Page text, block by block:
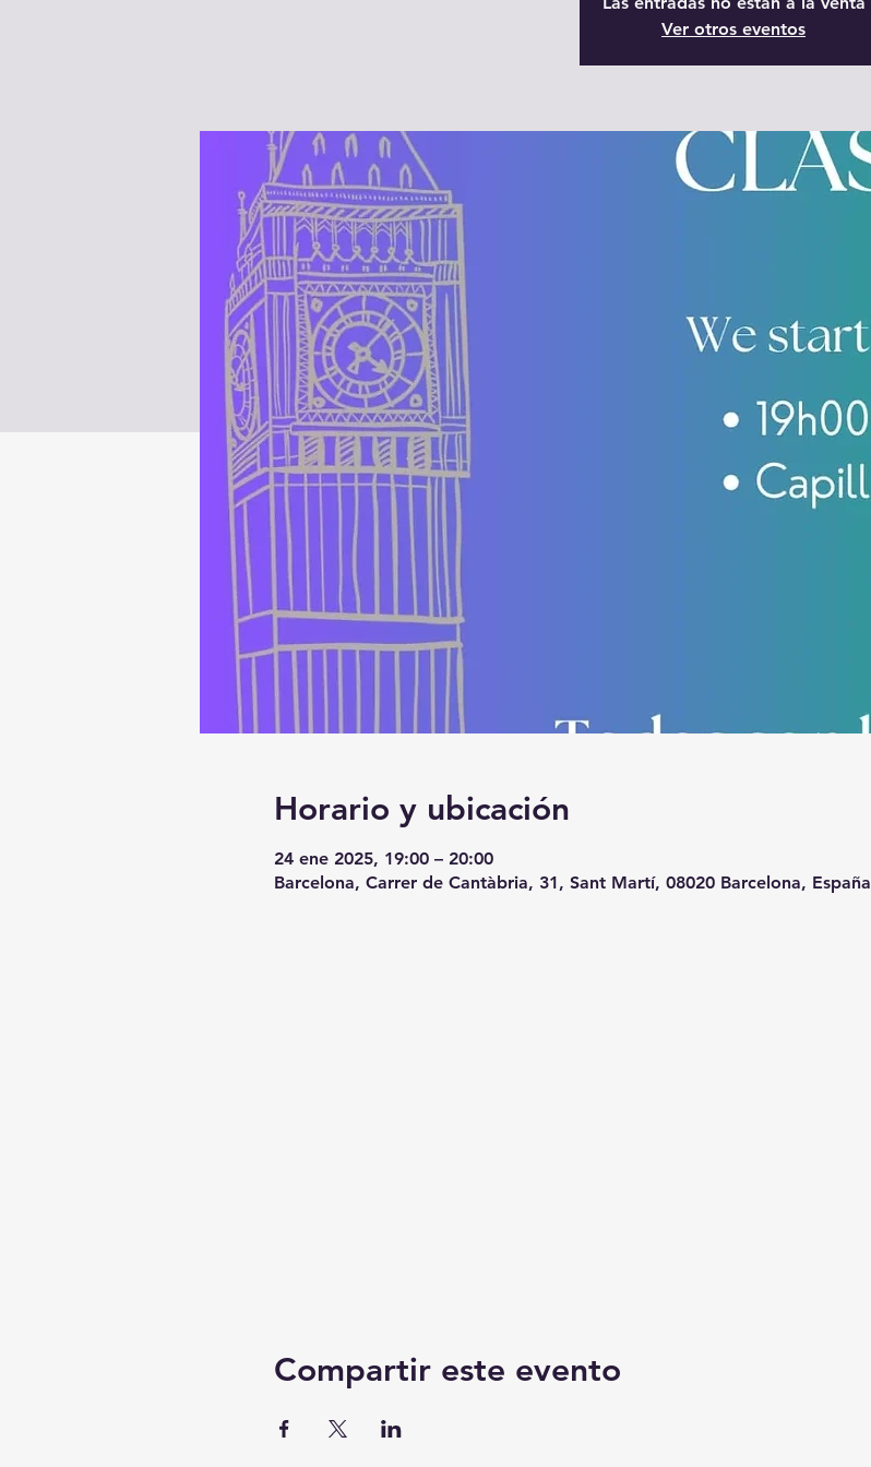
Ver otros eventos
Horario y ubicación
24 ene 2025, 19:00 – 20:00
Barcelona, Carrer de Cantàbria, 31, Sant Martí, 08020 Barcelona, España
Compartir este evento